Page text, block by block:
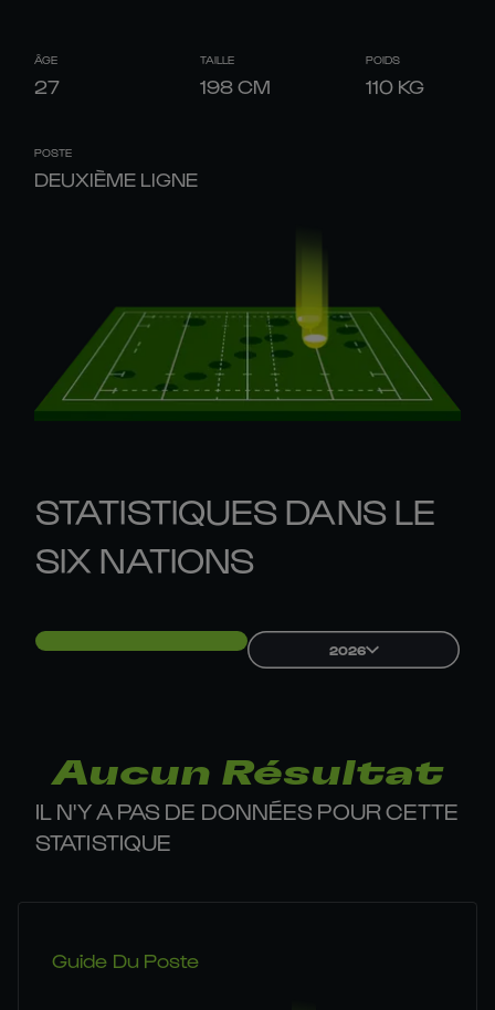
ÂGE
27
TAILLE
198CM
POIDS
110 KG
POSTE
DEUXIÈME LIGNE
STATISTIQUES DANS LE
SIX NATIONS
2026
Aucun Résultat
IL N'Y A PAS DE DONNÉES POUR CETTE
STATISTIQUE
Guide Du Poste